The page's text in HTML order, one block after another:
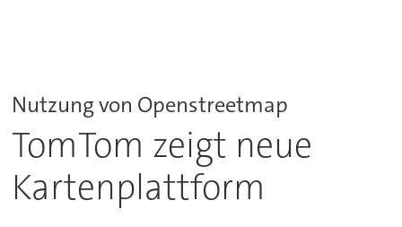
Nutzung von Openstreetmap
TomTom zeigt neue
Kartenplattform